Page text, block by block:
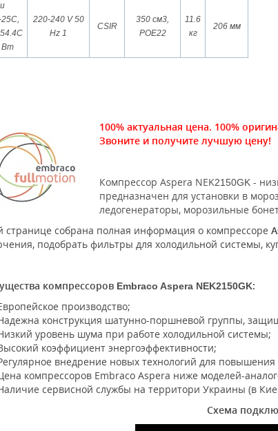
25С,
Вт
220-240 V 50
Hz 1
CSIR
350 см3,
POE22
11.6
кг
206 мм
100% актуальная цена. 100%
Звоните и получите лучшую цену!
Компрессор Aspera NEK2150GK -
предназначен для установки в
ледогенераторы, морозильные
странице собрана полная информация о компрессоре
подобрать фильтры для холодильной системы,
компрессоров Embraco Aspera NEK2150GK:
производство;
конструкция шатунно-поршневой группы,
уровень шума при работе холодильной системы;
коэффициент энергоэффективности;
внедрение новых технологий для
компрессоров Embraco Aspera ниже моделей-
сервисной службы на территори Украины (в
Схема